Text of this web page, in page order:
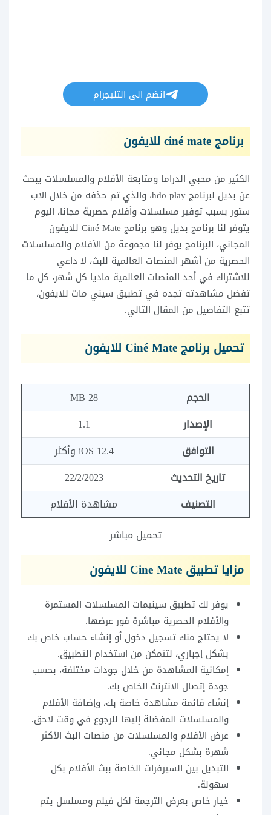
انضم الى التليجرام
برنامج cinémate للايفون
الكثير من محبي الدراما ومتابعة الأفلام والمسلسلات يبحث
عن بديل لبرنامج hdo play، والذي تم حذفه من خلال الاب
ستور بسبب توفير مسلسلات وأفلام حصرية مجانا، اليوم
يتوفر لنا برنامج بديل وهو برنامج Ciné Mate للايفون
المجاني، البرنامج يوفر لنا مجموعة من الأفلام والمسلسلات
الحصرية من أشهر المنصات العالمية للبث، لا داعي
للاشتراك في أحد المنصات العالمية ماديا كل شهر، كل ما
تفضل مشاهدته تجده في تطبيق سيني مات للايفون،
تتبع التفاصيل من المقال التالي.
تحميل برنامج Ciné Mate للايفون
الحجم
28 MB
الإصدار
1.1
التوافق
iOS 12.4 وأكثر
تاريخ التحديث
22/2/2023
التصنيف
مشاهدة الأفلام
تحميل مباشر
مزايا تطبيق Cine Mate للايفون
يوفر لك تطبيق سينيمات المسلسلات المستمرة
والأفلام الحصرية مباشرة فور عرضها.
لا يحتاج منك تسجيل دخول أو إنشاء حساب خاص بك
بشكل إجباري، لتتمكن من استخدام التطبيق.
إمكانية المشاهدة من خلال جودات مختلفة، بحسب
جودة إتصال الانترنت الخاص بك.
إنشاء قائمة مشاهدة خاصة بك، وإضافة الأفلام
والمسلسلات المفضلة إليها للرجوع في وقت لاحق.
عرض الأفلام والمسلسلات من منصات البث الأكثر
شهرة بشكل مجاني.
التبديل بين السيرفرات الخاصة ببث الأفلام بكل
سهولة.
خيار خاص بعرض الترجمة لكل فيلم ومسلسل يتم